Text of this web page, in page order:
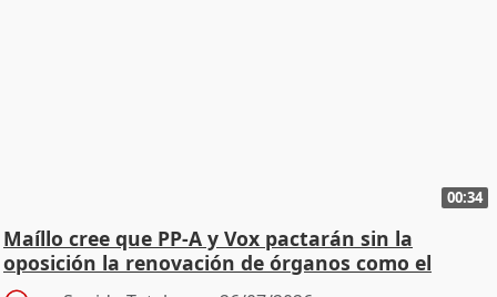
00:34
Maíllo cree que PP-A y Vox pactarán sin la
oposición la renovación de órganos como el
Defensor